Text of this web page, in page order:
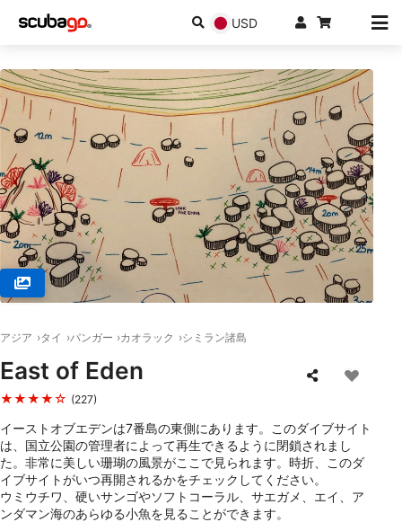
USD
アジア タイ パンガー カオラック シミラン諸島
East of Eden
★★★★☆ (227)
イーストオブエデンは7番島の東側にあります。このダイブサイト
は、国立公園の管理者によって再生できるように閉鎖されまし
た。非常に美しい珊瑚の風景がここで見られます。時折、このダ
イブサイトがいつ再開されるかをチェックしてください。
ウミウチワ、硬いサンゴやソフトコーラル、サエガメ、エイ、ア
ンダマン海のあらゆる小魚を見ることができます。